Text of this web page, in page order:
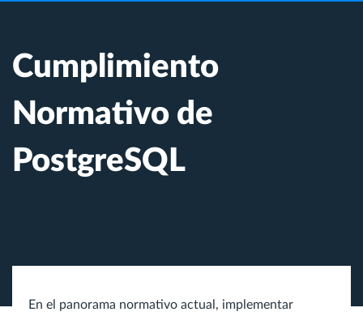
Cumplimiento
Normativo de
PostgreSQL
En el panorama normativo actual, implementar